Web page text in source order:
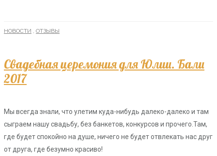
НОВОСТИ , ОТЗЫВЫ
Свадебная церемония для Юлии. Бали
2017
Мы всегда знали, что улетим куда-нибудь далеко-далеко и там
сыграем нашу свадьбу, без банкетов, конкурсов и прочего.Там,
где будет спокойно на душе, ничего не будет отвлекать нас друг
от друга, где безумно красиво!